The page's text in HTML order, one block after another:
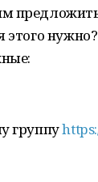
этого
группу